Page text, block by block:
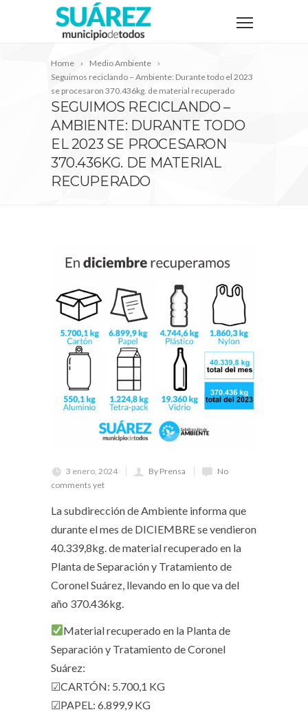
Home
Medio Ambiente
Seguimos reciclando – Ambiente: Durante todo el 2023
se procesaron 370.436kg. de material recuperado
SEGUIMOS RECICLANDO –
AMBIENTE: DURANTE TODO
EL 2023 SE PROCESARON
370.436KG. DE MATERIAL
RECUPERADO
3 enero, 2024 By Prensa
No
comments yet
La subdirección de Ambiente informa que
durante el mes de DICIEMBRE se vendieron
40.339,8kg. de material recuperado en la
Planta de Separación y Tratamiento de
Coronel Suárez, llevando en lo que va del
año 370.436kg.
Material recuperado en la Planta de
Separación y Tratamiento de Coronel
Suárez:
☑CARTÓN: 5.700,1 KG
☑PAPEL: 6.899,9 KG